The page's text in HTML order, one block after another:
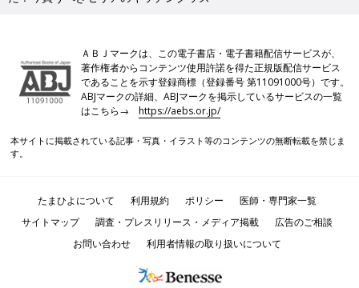
ＡＢＪマークは、この電子書店・電子書籍配信サービスが、
著作権者からコンテンツ使用許諾を得た正規版配信サービス
であることを示す登録商標（登録番号 第11091000号）です。
ABJマークの詳細、ABJマークを掲示しているサービスの一覧
はこちら→https://aebs.or.jp/
本サイトに掲載されている記事・写真・イラスト等のコンテンツの無断転載を禁じま
す。
たまひよについて 利用規約 ポリシー
医師・専門家一覧
サイトマップ
調査・プレスリリース・メディア掲載
広告のご相談
お問い合わせ
利用者情報の取り扱いについて